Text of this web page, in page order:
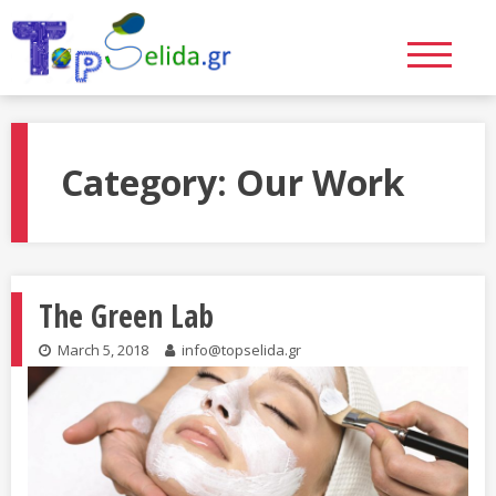
Skip
content
Category: Our Work
The Green Lab
March 5, 2018 info@topselida.gr